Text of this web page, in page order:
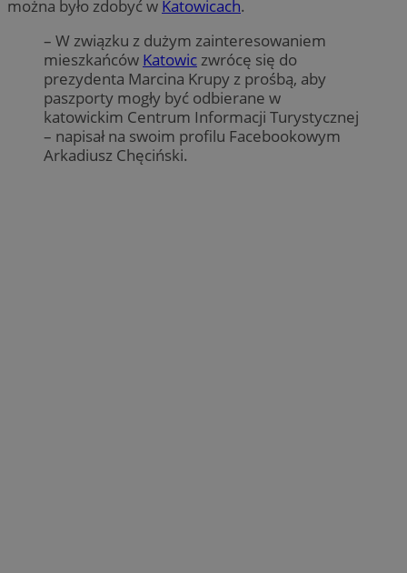
można było zdobyć w Katowicach.
– W związku z dużym zainteresowaniem
mieszkańców Katowiczwrócę się do
prezydenta Marcina Krupy z prośbą, aby
paszporty mogły być odbierane w
katowickim Centrum Informacji Turystycznej
– napisał na swoim profilu Facebookowym
Arkadiusz Chęciński.